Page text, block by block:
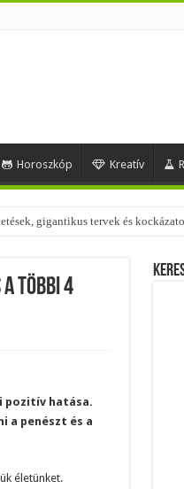
Horoszkóp Kreatív
gigantikus tervek és
többi 4
pozitív hatása.
a penészt és a
életünket.